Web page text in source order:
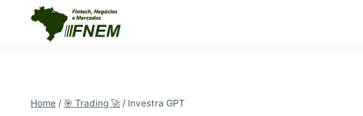
Home / 🎯 Trading 🚀 / Investra GPT